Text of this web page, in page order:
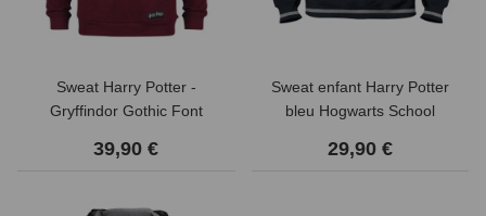
Sweat Harry Potter -
Gryffindor Gothic Font
39,90 €
Sweat enfant Harry Potter
bleu Hogwarts School
29,90 €